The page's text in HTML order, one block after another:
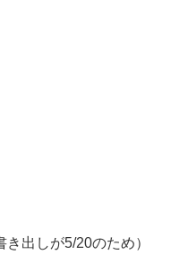
出しが5/20のため）